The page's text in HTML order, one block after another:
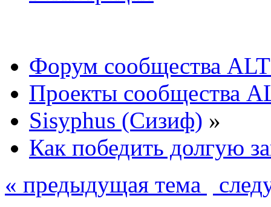
Форум сообщества
Проекты сообщества
Sisyphus (Сизиф) »
Как победить долгую
« предыдущая тема